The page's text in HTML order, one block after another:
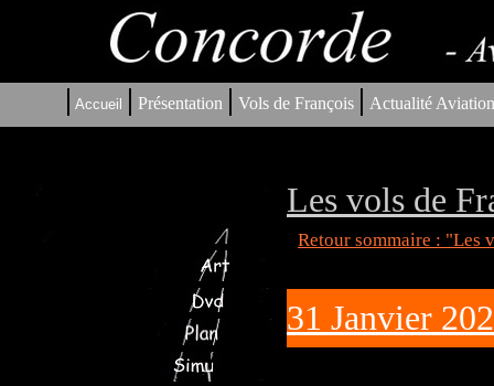
| Accueil | Présentation | Vols de François | Actualité
Les vols de
Retour sommaire : "Les
31 Janvier